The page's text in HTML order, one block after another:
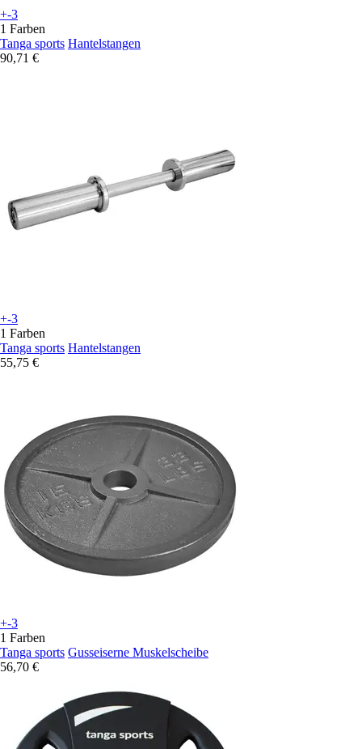
+-3
1 Farben
Tanga sports Hantelstangen
90,71 €
+-3
1 Farben
Tanga sports Hantelstangen
55,75 €
+-3
1 Farben
Tanga sports Gusseiserne Muskelscheibe
56,70 €